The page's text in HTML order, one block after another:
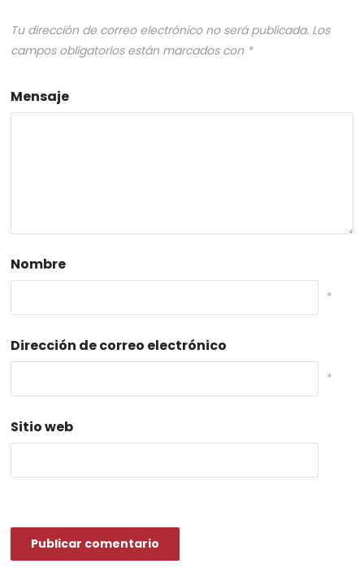
Tu dirección de correo electrónico no será publicada. Los
campos obligatorios están marcados con *
Mensaje
Nombre
*
Dirección de correo electrónico
*
Sitio web